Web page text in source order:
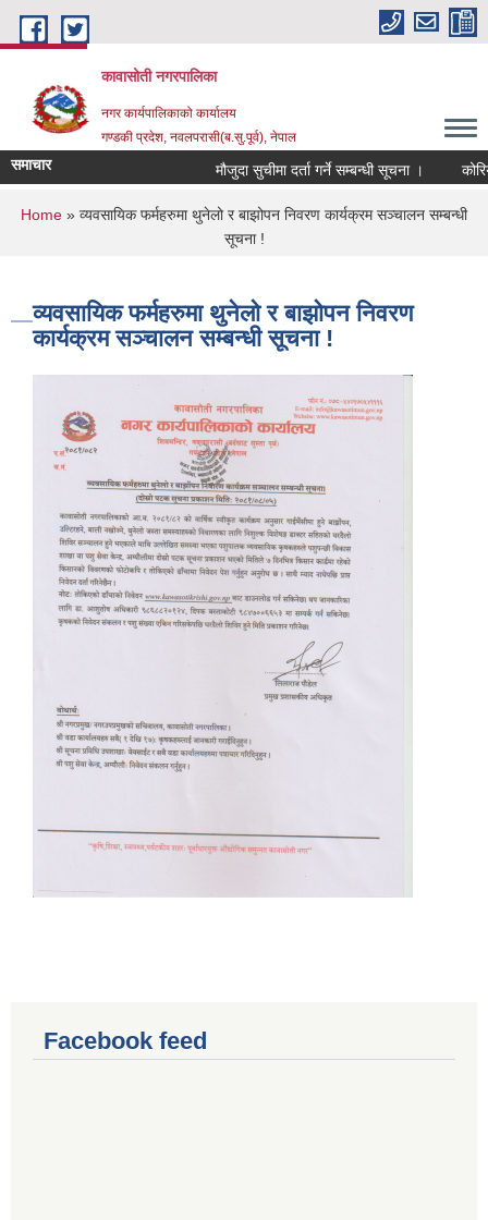
Skip to main content
कावासोती नगरपालिका
नगर कार्यपालिकाको कार्यालय
गण्डकी प्रदेश, नवलपरासी(ब.सु.पूर्व), नेपाल
समाचार मौजुदा सुचीमा दर्ता गर्ने सम्बन्धी सूचना ।
You are here
Home » व्यवसायिक फर्महरुमा थुनेलो र बाझोपन निवरण कार्यक्रम सञ्चालन सम्बन्धी
सूचना !
व्यवसायिक फर्महरुमा थुनेलो र बाझोपन निवरण
कार्यक्रम सञ्चालन सम्बन्धी सूचना !
Facebook feed